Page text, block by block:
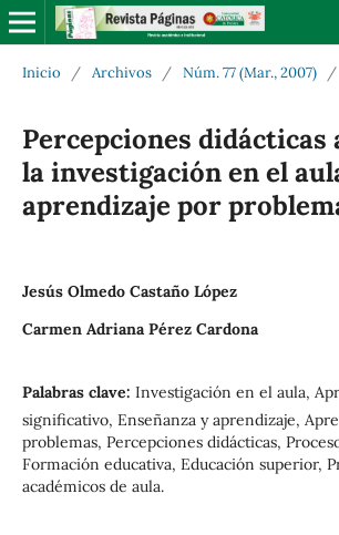
Inicio / Archivos / Núm. 77 (Mar., 2007) /
Percepciones didácticas
la investigación en el
aprendizaje por
Jesús Olmedo Castaño López
Carmen Adriana Pérez Cardona
Palabras clave: Investigación en el aula,
significativo, Enseñanza y aprendizaje,
problemas, Percepciones didácticas,
Formación educativa, Educación superior,
académicos de aula.